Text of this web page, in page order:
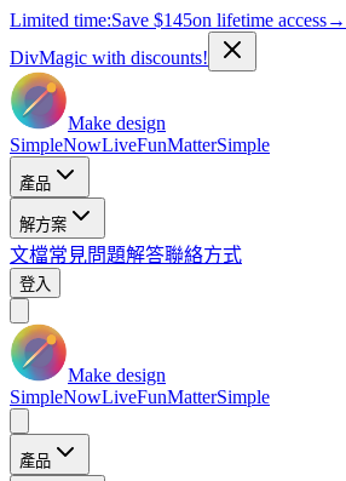
Limited time:Save $145on lifetime access→
DivMagic with discounts!
Make design
SimpleNowLiveFunMatterSimple
產品
解方案
文檔常見問題解答聯絡方式
登入
Make design
SimpleNowLiveFunMatterSimple
產品